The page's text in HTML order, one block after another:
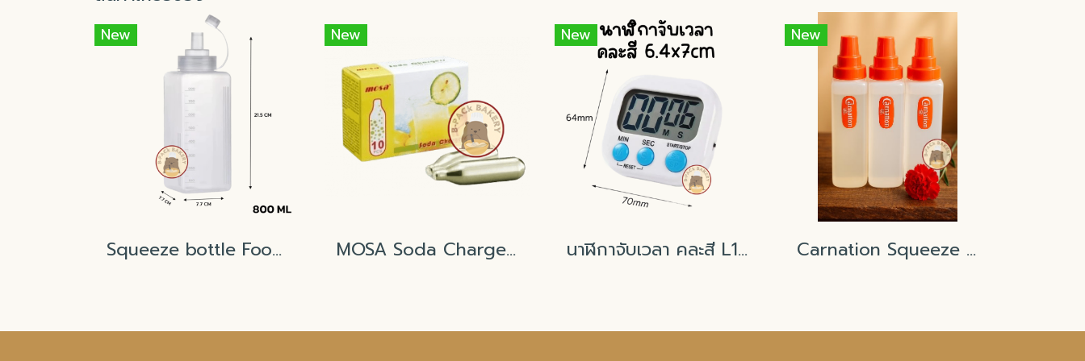
New
Squeeze bottle Food Grade 800ml
New
MOSA Soda Charger Gas (CO₂)
New
นาฬิกาจับเวลา คละสี L102 6.4x7cm
New
Carnation Squeeze bottle Food Grade 1000ml